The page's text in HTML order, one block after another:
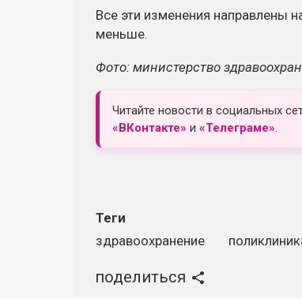
Все эти изменения направлены
меньше.
Фото: министерство
Читайте новости в социальных
«ВКонтакте» и «Телеграме».
Теги
здравоохранение
поделиться